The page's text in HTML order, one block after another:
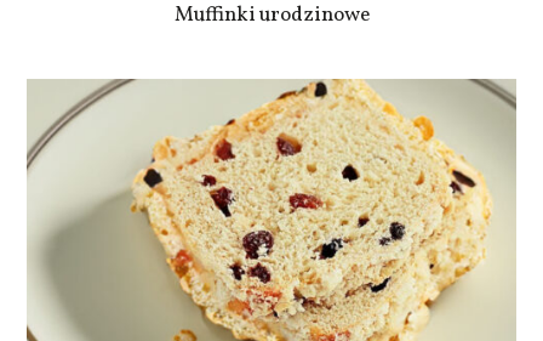
Muffinki urodzinowe